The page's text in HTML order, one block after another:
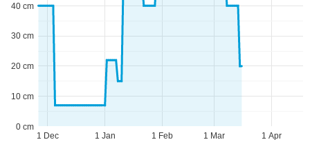
1 Dec 1 Jan 1 Feb 1 Mar 1 Apr
0 cm
10 cm
20 cm
30 cm
40 cm